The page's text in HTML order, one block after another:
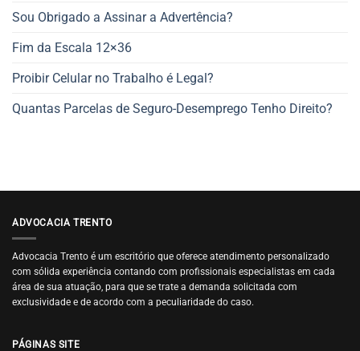
Sou Obrigado a Assinar a Advertência?
Fim da Escala 12×36
Proibir Celular no Trabalho é Legal?
Quantas Parcelas de Seguro-Desemprego Tenho Direito?
ADVOCACIA TRENTO
Advocacia Trento é um escritório que oferece atendimento personalizado
com sólida experiência contando com profissionais especialistas em cada
área de sua atuação, para que se trate a demanda solicitada com
exclusividade e de acordo com a peculiaridade do caso.
PÁGINAS SITE